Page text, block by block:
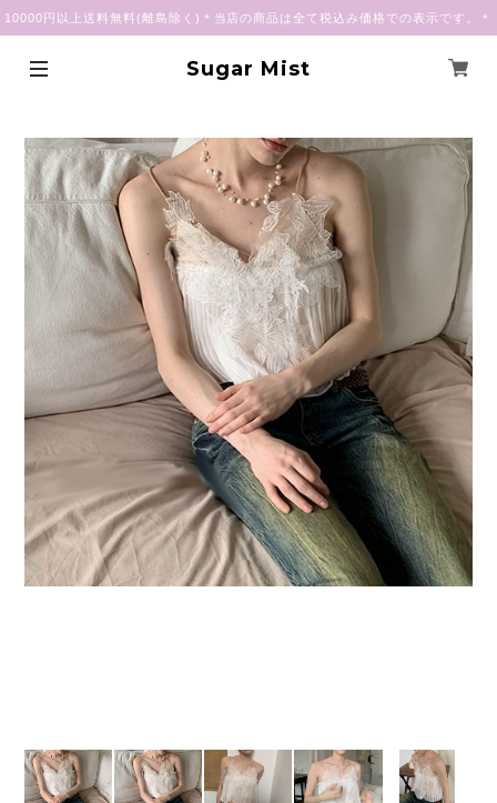
10000円以上送料無料(離島除く)＊当店の商品は全て税込み価格での表示です。＊
Sugar Mist